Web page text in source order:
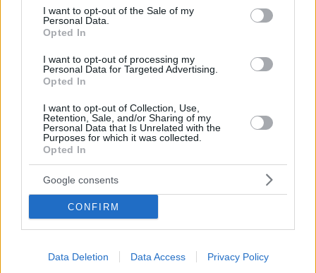
consent section.
I want to opt-out of the Sale of my
Personal Data.
Opted In
I want to opt-out of processing my
Personal Data for Targeted Advertising.
Opted In
I want to opt-out of Collection, Use,
Retention, Sale, and/or Sharing of my
Personal Data that Is Unrelated with the
Purposes for which it was collected.
Opted In
Google consents
CONFIRM
Data Deletion Data Access Privacy Policy
Πειραιώς, έχει οριστεί στα 1.432.432 ευρώ, ενώ στον
πρώτο ηλεκτρονικό πλειστηριασμό, τον Δεκέμβριο του
2019 (18/12), η τιμή εκκίνησης είχε οριστεί στα
1.022.000 ευρώ.
ΣΧΕΤΙΚΟ ΘΕΜΑ